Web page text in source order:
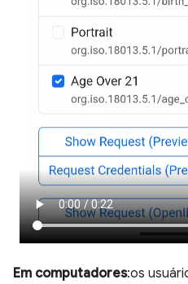
Em computadores:os